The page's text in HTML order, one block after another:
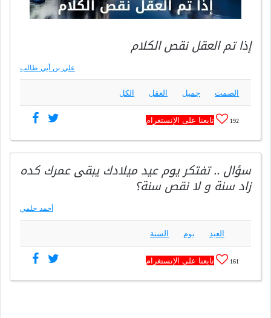
إذا تم العقل نقص الكلام
علي بن أبي طالب
الصمت جميل العقل الكل
192 تابعنا على الإنستغرام
سؤال .. تفتكر يوم عيد ميلادك يبقى عمرك كده
زاد سنة و لا نقص سنة؟
أحمد حلمي
العيد يوم السنة
161 تابعنا على الإنستغرام